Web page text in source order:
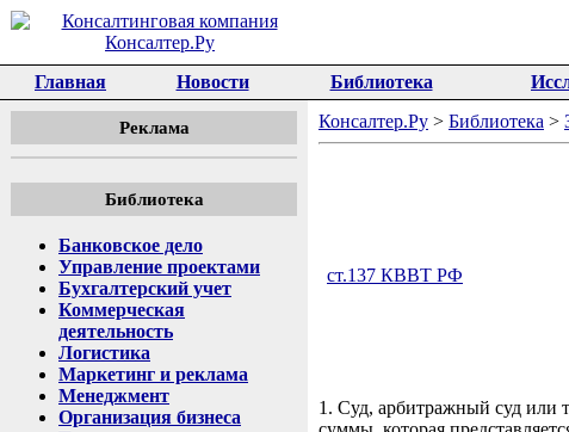
Главная Новости Библиотека
Реклама
Библиотека
Банковское дело
Управление проектами
Бухгалтерский учет
Коммерческая
деятельность
Логистика
Маркетинг и реклама
Менеджмент
Организация бизнеса
Консалтер.Ру > Библиотека >
ст.137 КВВТ РФ
1. Суд, арбитражный суд или